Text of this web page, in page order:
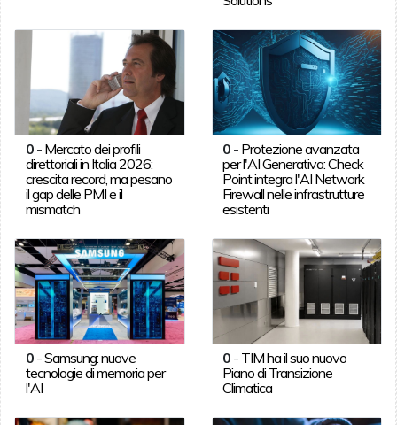
0- Mercato dei profili
direttoriali in Italia 2026:
crescita record, ma pesano
il gap delle PMI e il
mismatch
0 - Protezione avanzata
per l'AI Generativa: Check
Point integra l'AI Network
Firewall nelle infrastrutture
esistenti
0-Samsung: nuove
tecnologie di memoria per
l'AI
0 - TIM ha il suo nuovo
Piano di Transizione
Climatica